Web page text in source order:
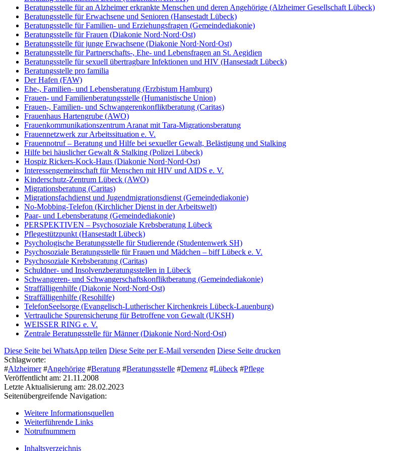
Beratungsstelle für an Alzheimer erkrankte Menschen und deren Angehörige (Alzheimer Gesellschaft Lübeck)
Beratungsstelle für Erwachsene und Senioren (Hansestadt Lübeck)
Beratungsstelle für Familien- und Erziehungsfragen (Gemeindediakonie)
Beratungsstelle für Frauen (Diakonie Nord·Nord·Ost)
Beratungsstelle für junge Erwachsene (Diakonie Nord·Nord·Ost)
Beratungsstelle für Partnerschafts-, Ehe- und Lebensfragen an St. Aegidien
Beratungsstelle für sexuell übertragbare Infektionen und HIV (Hansestadt Lübeck)
Beratungsstelle pro familia
Der Hafen (FAW)
Ehe-, Familien- und Lebensberatung (Erzbistum Hamburg)
Frauen- und Familienberatungsstelle (Humanistische Union)
Frauen-, Familien- und Schwangerenkonfliktberatung (Caritas)
Frauenhaus Hartengrube (AWO)
Frauenkommunikationszentrum Aranat mit Tara-Migrationsberatung
Frauennetzwerk zur Arbeitssituation e. V.
Frauennotruf – Beratung und Hilfe bei sexueller Gewalt, Belästigung und Stalking
Hilfe bei häuslicher Gewalt & Stalking (Polizei Lübeck)
Hospiz Rickers-Kock-Haus (Diakonie Nord·Nord·Ost)
Interessengemeinschaft für Menschen mit HIV und AIDS e. V.
Kinderschutz-Zentrum Lübeck (AWO)
Migrationsberatung (Caritas)
Migrationsfachdienst und Jugendmigrationsdienst (Gemeindediakonie)
No-Mobbing-Telefon (Kirchlicher Dienst in der Arbeitswelt)
Paar- und Lebensberatung (Gemeindediakonie)
PERSPEKTIVEN – Psychosoziale Krebsberatung Lübeck
Pflegestützpunkt (Hansestadt Lübeck)
Psychologische Beratungsstelle für Studierende (Studentenwerk SH)
Psychosoziale Beratungsstelle für Frauen und Mädchen – biff Lübeck e. V.
Psychosoziale Krebsberatung (Caritas)
Schuldner- und Insolvenzberatungsstellen in Lübeck
Schwangeren- und Schwangerschaftskonfliktberatung (Gemeindediakonie)
Straffälligenhilfe (Diakonie Nord·Nord·Ost)
Straffälligenhilfe (Resohilfe)
TelefonSeelsorge (Evangelisch-Lutherischer Kirchenkreis Lübeck-Lauenburg)
Vertrauliche Spurensicherung für Betroffene von Gewalt (UKSH)
WEISSER RING e. V.
Zentrale Beratungsstelle für Männer (Diakonie Nord·Nord·Ost)
Diese Seite bei WhatsApp teilen Diese Seite per E-Mail versenden Diese Seite drucken
Schlagworte:
#Alzheimer#Angehörige #Beratung #Beratungsstelle #Demenz #Lübeck #Pflege
Veröffentlicht am: 21.11.2008
Letzte Aktualisierung am: 28.02.2023
Seitenübergreifende Navigation:
Weitere Informationsquellen
Weiterführende Links
Notrufnummern
Inhaltsverzeichnis